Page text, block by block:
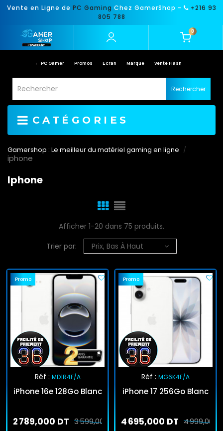
Vente en Ligne de PC Gaming Chez GamerShop -
+216 93
805 788
0
PC Gamer Promos Ecran Marque Vente Flash
Rechercher
CATÉGORIES
Gamershop : Le meilleur du matériel gaming en ligne
iphone
Iphone
Afficher 1-20 dans 75 produits.
Trier par:
Prix, Bas À Haut
Promo
Réf : MD1R4F/A
iPhone 16e 128Go Blanc
3 599,000 DT
2 789,000 DT
Promo
Réf : MG6K4F/A
iPhone 17 256Go Blanc
4 999,000
4 695,000 DT